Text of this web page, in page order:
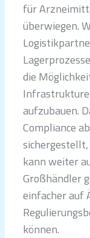
für
überwiegen.
die
aufzubauen.
Compliance
kann weiter
Großhändler
einfacher auf
können.